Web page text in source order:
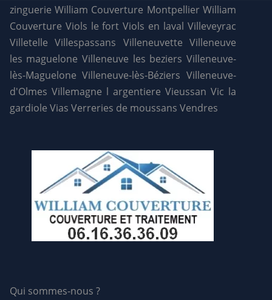
zinguerie William Couverture Montpellier William
Couverture Viols le fort Viols en laval Villeveyrac
Villetelle Villespassans Villeneuvette Villeneuve
les maguelone Villeneuve les beziers Villeneuve-
lès-Maguelone Villeneuve-lès-Béziers Villeneuve-
d'Olmes Villemagne l argentiere Vieussan Vic la
gardiole Vias Verreries de moussans Vendres
Qui sommes-nous ?